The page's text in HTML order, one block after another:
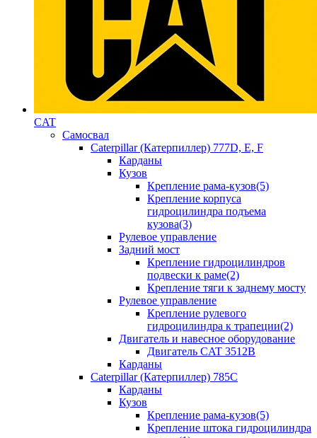
CAT
Самосвал
Caterpillar (Катерпиллер) 777D, E, F
Карданы
Кузов
Крепление рама-кузов(5)
Крепление корпуса
гидроцилиндра подъема
кузова(3)
Рулевое управление
Задний мост
Крепление гидроцилиндров
подвески к раме(2)
Крепление тяги к заднему мосту
Рулевое управление
Крепление рулевого
гидроцилиндра к трапеции(2)
Двигатель и навесное оборудование
Двигатель CAT 3512B
Карданы
Caterpillar (Катерпиллер) 785C
Карданы
Кузов
Крепление рама-кузов(5)
Крепление штока гидроцилиндра